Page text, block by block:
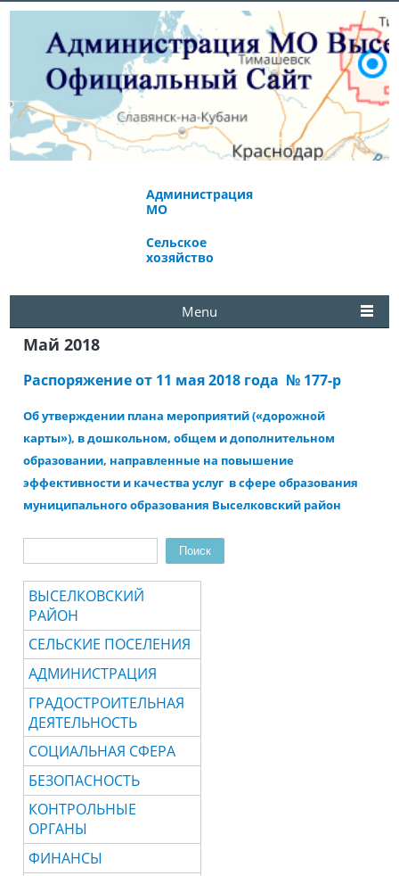
Администрация
МО
Сельское
хозяйство
Menu
Май 2018
Распоряжение от 11 мая 2018 года № 177-р
Об утверждении плана мероприятий («дорожной
карты»), в дошкольном, общем и дополнительном
образовании, направленные на повышение
эффективности и качества услуг в сфере образования
муниципального образования Выселковский район
Поиск
ВЫСЕЛКОВСКИЙ
РАЙОН
СЕЛЬСКИЕ ПОСЕЛЕНИЯ
АДМИНИСТРАЦИЯ
ГРАДОСТРОИТЕЛЬНАЯ
ДЕЯТЕЛЬНОСТЬ
СОЦИАЛЬНАЯ СФЕРА
БЕЗОПАСНОСТЬ
КОНТРОЛЬНЫЕ
ОРГАНЫ
ФИНАНСЫ